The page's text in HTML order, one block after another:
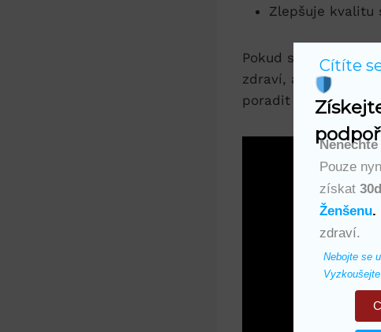
Zlepšuje kvalitu
Pokud se cítíte
zdraví,‌ ašvaganda
⁢poradit ⁣se svým
Pouze
získat
Ženšenu.
zdraví.
Cítíte
Nebojte se